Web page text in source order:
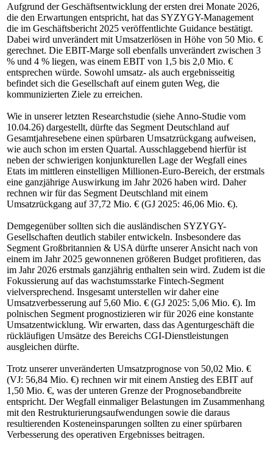
Aufgrund der Geschäftsentwicklung der ersten drei Monate 2026,
die den Erwartungen entspricht, hat das SYZYGY-Management
die im Geschäftsbericht 2025 veröffentlichte Guidance bestätigt.
Dabei wird unverändert mit Umsatzerlösen in Höhe von 50 Mio. €
gerechnet. Die EBIT-Marge soll ebenfalls unverändert zwischen 3
% und 4 % liegen, was einem EBIT von 1,5 bis 2,0 Mio. €
entsprechen würde. Sowohl umsatz- als auch ergebnisseitig
befindet sich die Gesellschaft auf einem guten Weg, die
kommunizierten Ziele zu erreichen.
Wie in unserer letzten Researchstudie (siehe Anno-Studie vom
10.04.26) dargestellt, dürfte das Segment Deutschland auf
Gesamtjahresebene einen spürbaren Umsatzrückgang aufweisen,
wie auch schon im ersten Quartal. Ausschlaggebend hierfür ist
neben der schwierigen konjunkturellen Lage der Wegfall eines
Etats im mittleren einstelligen Millionen-Euro-Bereich, der erstmals
eine ganzjährige Auswirkung im Jahr 2026 haben wird. Daher
rechnen wir für das Segment Deutschland mit einem
Umsatzrückgang auf 37,72 Mio. € (GJ 2025: 46,06 Mio. €).
Demgegenüber sollten sich die ausländischen SYZYGY-
Gesellschaften deutlich stabiler entwickeln. Insbesondere das
Segment Großbritannien & USA dürfte unserer Ansicht nach von
einem im Jahr 2025 gewonnenen größeren Budget profitieren, das
im Jahr 2026 erstmals ganzjährig enthalten sein wird. Zudem ist die
Fokussierung auf das wachstumsstarke Fintech-Segment
vielversprechend. Insgesamt unterstellen wir daher eine
Umsatzverbesserung auf 5,60 Mio. € (GJ 2025: 5,06 Mio. €). Im
polnischen Segment prognostizieren wir für 2026 eine konstante
Umsatzentwicklung. Wir erwarten, dass das Agenturgeschäft die
rückläufigen Umsätze des Bereichs CGI-Dienstleistungen
ausgleichen dürfte.
Trotz unserer unveränderten Umsatzprognose von 50,02 Mio. €
(VJ: 56,84 Mio. €) rechnen wir mit einem Anstieg des EBIT auf
1,50 Mio. €, was der unteren Grenze der Prognosebandbreite
entspricht. Der Wegfall einmaliger Belastungen im Zusammenhang
mit den Restrukturierungsaufwendungen sowie die daraus
resultierenden Kosteneinsparungen sollten zu einer spürbaren
Verbesserung des operativen Ergebnisses beitragen.